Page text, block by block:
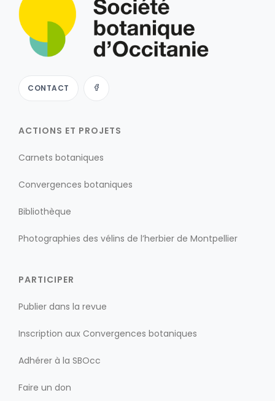
CONTACT
ACTIONS ET PROJETS
Carnets botaniques
Convergences botaniques
Bibliothèque
Photographies des vélins de l’herbier de Montpellier
PARTICIPER
Publier dans la revue
Inscription aux Convergences botaniques
Adhérer à la SBOcc
Faire un don